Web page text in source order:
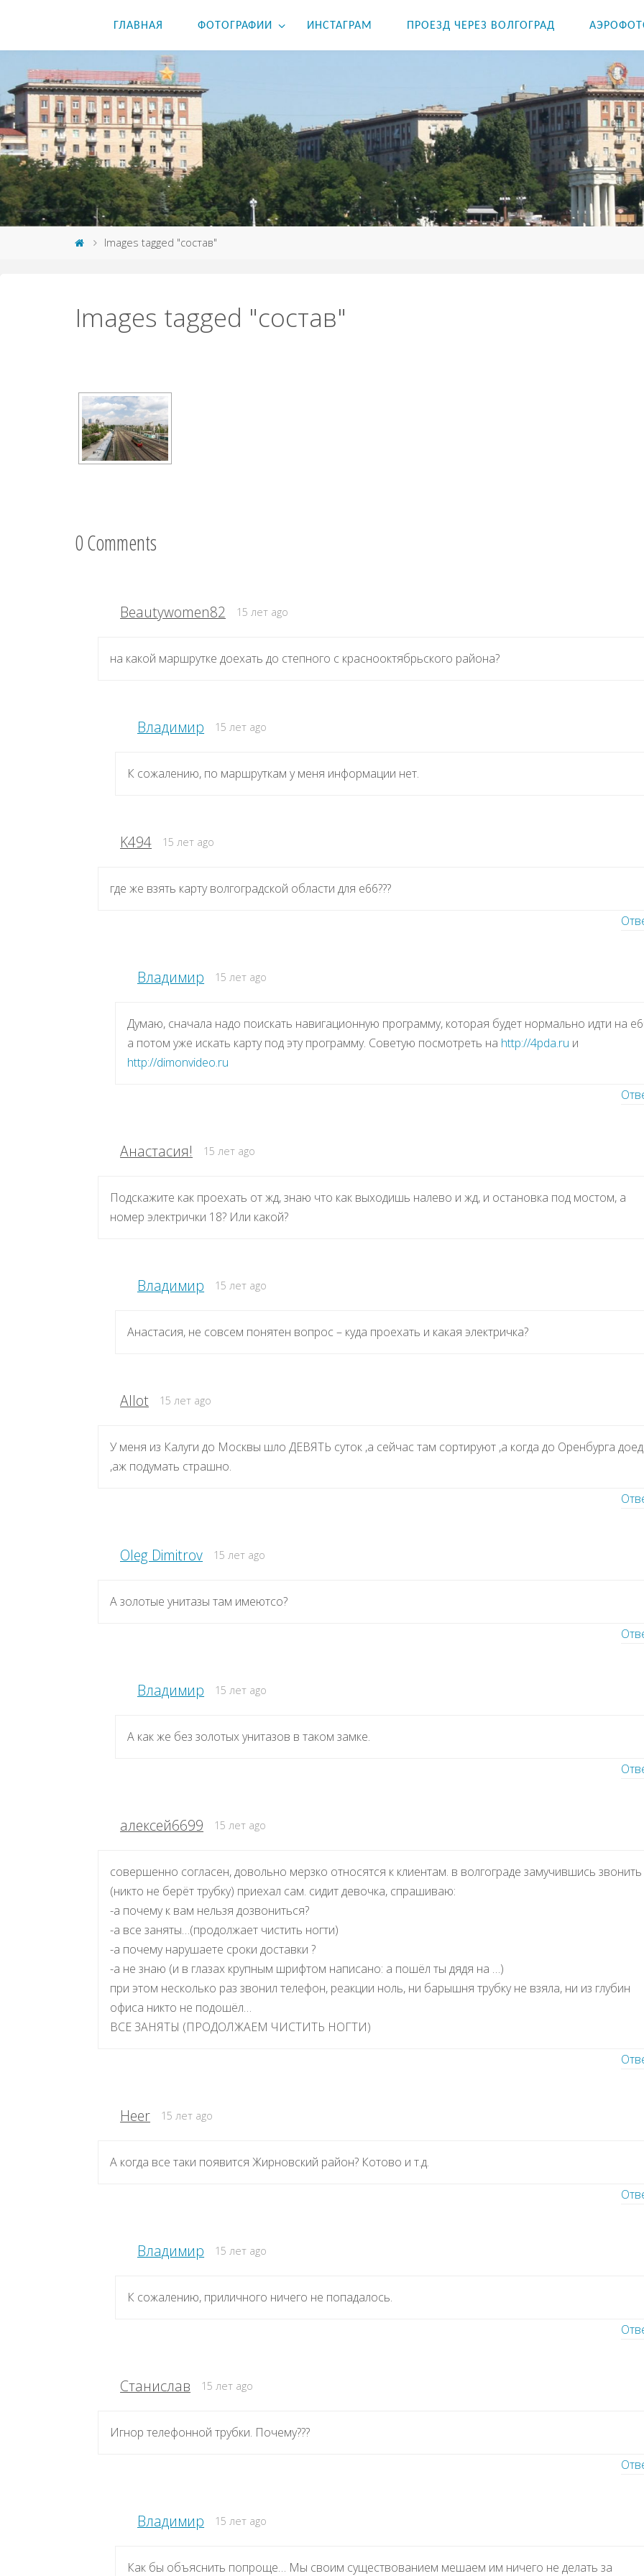
ГЛАВНАЯ ФОТОГРАФИИ ИНСТАГРАМ ПРОЕЗД ЧЕРЕЗ ВОЛГОГРАД
Images tagged "состав"
Images tagged "состав"
0 Comments
Beautywomen82 15 лет ago
на какой маршрутке доехать до степного с краснооктябрьского района?
Владимир 15 лет ago
К сожалению, по маршруткам у меня информации нет.
K494 15 лет ago
где же взять карту волгоградской области для е66???
Владимир 15 лет ago
Думаю, сначала надо поискать навигационную программу, которая будет нормально идти на
а потом уже искать карту под эту программу. Советую посмотреть на http://4pda.ru и
http://dimonvideo.ru
Анастасия! 15 лет ago
Подскажите как проехать от жд, знаю что как выходишь налево и жд, и остановка под мостом, а
номер электрички 18? Или какой?
Владимир 15 лет ago
Анастасия, не совсем понятен вопрос – куда проехать и какая электричка?
Allot 15 лет ago
У меня из Калуги до Москвы шло ДЕВЯТЬ суток ,а сейчас там сортируют ,а когда до Оренбурга
,аж подумать страшно.
Oleg Dimitrov 15 лет ago
А золотые унитазы там имеютсо?
Владимир 15 лет ago
А как же без золотых унитазов в таком замке.
алексей6699 15 лет ago
совершенно согласен, довольно мерзко относятся к клиентам. в волгограде замучившись звонить
(никто не берёт трубку) приехал сам. сидит девочка, спрашиваю:
-а почему к вам нельзя дозвониться?
-а все заняты…(продолжает чистить ногти)
-а почему нарушаете сроки доставки ?
-а не знаю (и в глазах крупным шрифтом написано: а пошёл ты дядя на …)
при этом несколько раз звонил телефон, реакции ноль, ни барышня трубку не взяла, ни из глубин
офиса никто не подошёл…
ВСЕ ЗАНЯТЫ (ПРОДОЛЖАЕМ ЧИСТИТЬ НОГТИ)
Heer 15 лет ago
А когда все таки появится Жирновский район? Котово и т.д.
Владимир 15 лет ago
К сожалению, приличного ничего не попадалось.
Станислав 15 лет ago
Игнор телефонной трубки. Почему???
Владимир 15 лет ago
Как бы объяснить попроще… Мы своим существованием мешаем им ничего не делать за